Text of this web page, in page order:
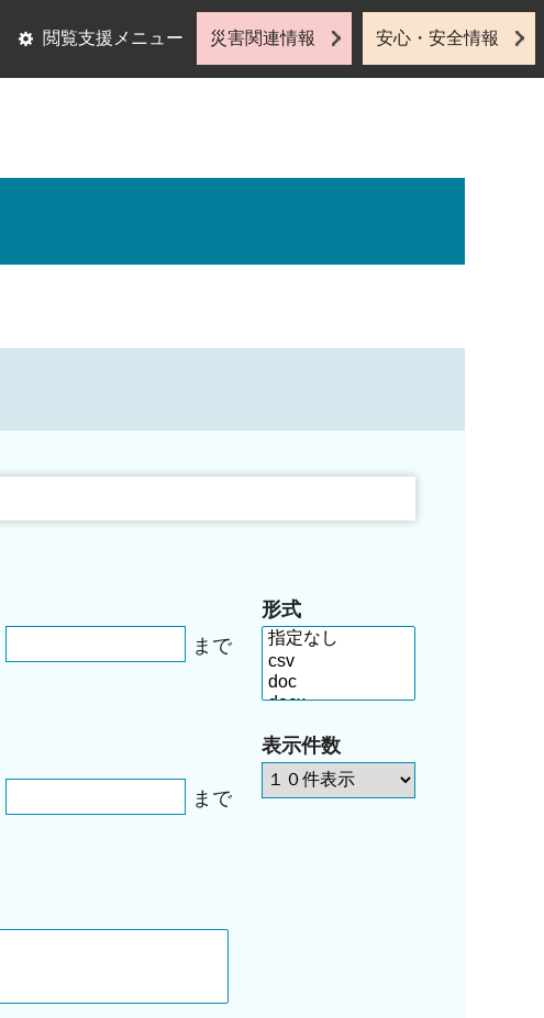
閲覧支援メニュー 災害関連情報 安心・安全情報
まで
まで
形式
表示件数